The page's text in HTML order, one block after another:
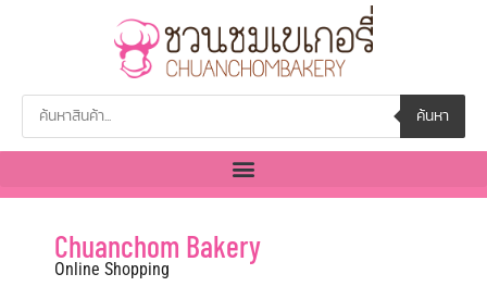
ค้นหา
Chuanchom Bakery
Online Shopping